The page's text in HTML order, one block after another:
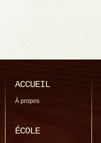
ACCUEIL
À propos
ÉCOLE